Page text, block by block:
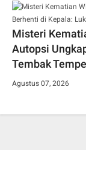
Misteri
Autopsi
Tembak
Agustus 07, 2026